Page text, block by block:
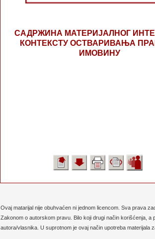
САДРЖИНА МАТЕРИЈАЛНОГ
КОНТЕКСТУ ОСТВАРИВАЊА
ИМОВИНУ
Ovaj matarijal nije obuhvaćen ni jednom licencom. Sva prava
Zakonom o autorskom pravu. Bilo koji drugi način korišćenja,
autora/vlasnika. U suprotnom je ovaj način upotreba materijala